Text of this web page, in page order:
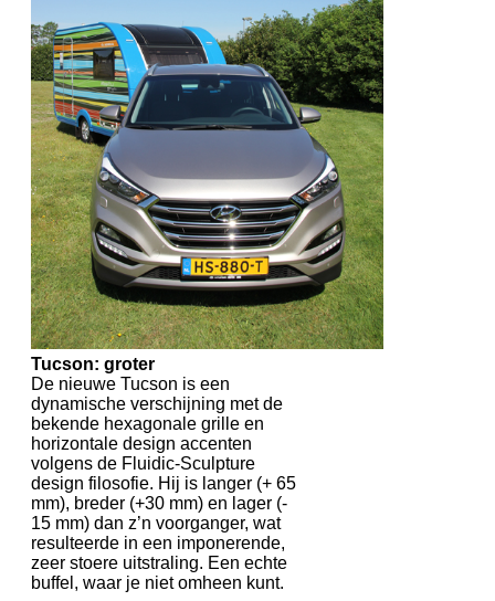
Tucson: groter
De nieuwe Tucson is een
dynamische verschijning met de
bekende hexagonale grille en
horizontale design accenten
volgens de Fluidic-Sculpture
design filosofie. Hij is langer (+ 65
mm), breder (+30 mm) en lager (-
15 mm) dan z’n voorganger, wat
resulteerde in een imponerende,
zeer stoere uitstraling. Een echte
buffel, waar je niet omheen kunt.